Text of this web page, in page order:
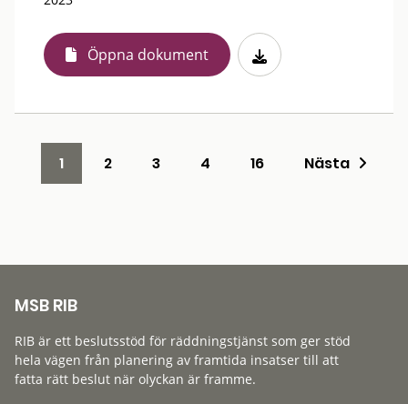
Öppna dokument
1 2 3 4 16 Nästa
MSB RIB
RIB är ett beslutsstöd för räddningstjänst som ger stöd
hela vägen från planering av framtida insatser till att
fatta rätt beslut när olyckan är framme.